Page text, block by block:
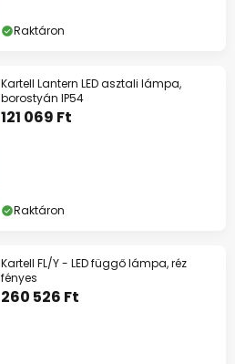
Raktáron
Kartell Lantern LED asztali lámpa,
borostyán IP54
121 069 Ft
Raktáron
Kartell FL/Y - LED függő lámpa, réz
fényes
260 526 Ft